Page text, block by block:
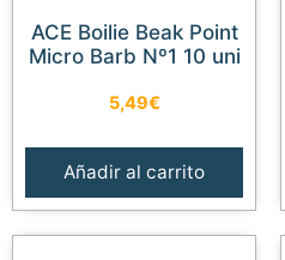
ACE Boilie Beak Point
Micro Barb Nº1 10 uni
5,49€
Añadir al carrito